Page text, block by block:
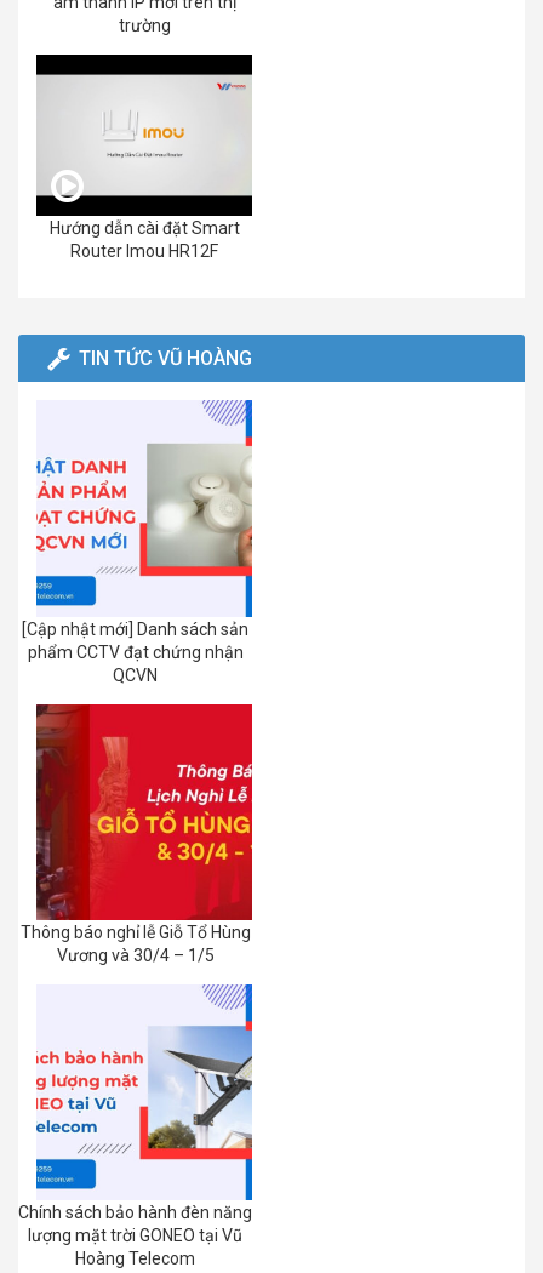
trường
Hướng dẫn cài đặt Smart
Router Imou HR12F
TIN TỨC VŨ HOÀNG
[Cập nhật mới] Danh sách sản
phẩm CCTV đạt chứng nhận
QCVN
Thông báo nghỉ lễ Giỗ Tổ Hùng
Vương và 30/4 – 1/5
Chính sách bảo hành đèn năng
lượng mặt trời GONEO tại Vũ
Hoàng Telecom